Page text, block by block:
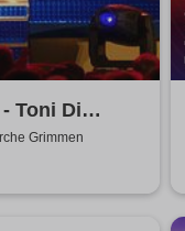
Toni Di
PatoGrimmen